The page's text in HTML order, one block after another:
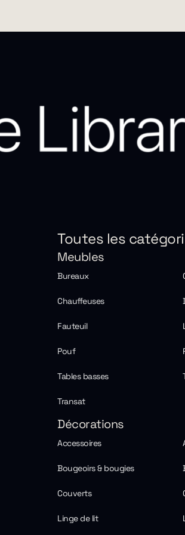
Toutes les
Meubles
Bureaux
Chauffeuses
Fauteuil
Pouf
Tables basses
Transat
Décorations
Accessoires
Bougeoirs & bougies
Couverts
Linge de lit